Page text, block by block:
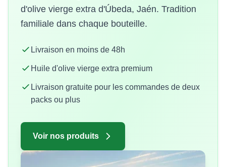
d'olive vierge extra d'Úbeda, Jaén. Tradition
familiale dans chaque bouteille.
Livraison en moins de 48h
Huile d'olive vierge extra premium
Livraison gratuite pour les commandes de deux
packs ou plus
Voir nos produits